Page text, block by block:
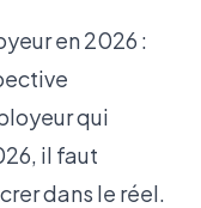
en 2026 :
qui
il faut
dans le réel.